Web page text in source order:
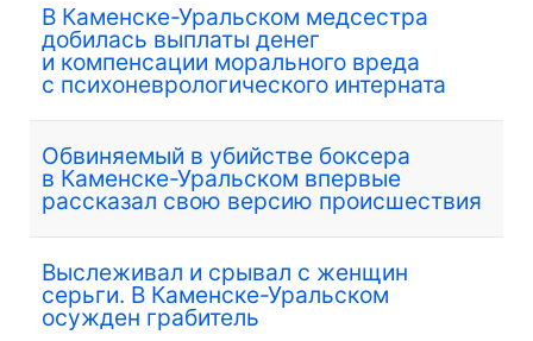
В Каменске-Уральском медсестра
добилась выплаты денег
и компенсации морального вреда
с психоневрологического интерната
Обвиняемый в убийстве боксера
в Каменске-Уральском впервые
рассказал свою версию происшествия
Выслеживал и срывал с женщин
серьги. В Каменске-Уральском
осужден грабитель